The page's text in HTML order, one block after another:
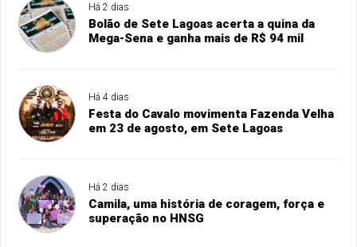
Há 2 dias
Bolão de Sete Lagoas acerta a quina da
Mega-Sena e ganha mais de R$ 94 mil
Há 4 dias
Festa do Cavalo movimenta Fazenda Velha
em 23 de agosto, em Sete Lagoas
Há 2 dias
Camila, uma história de coragem, força e
superação no HNSG